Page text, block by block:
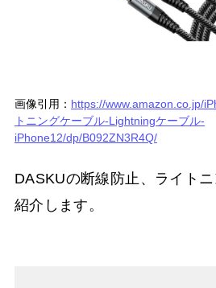
画像引用： https://www.amazon.co.jp/
トニングケーブル-Lightningケーブル-
iPhone12/dp/B092ZN3R4Q/
DASKUの断線防止、ライト
紹介します。